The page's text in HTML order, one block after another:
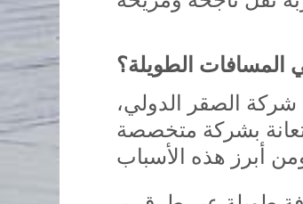
الطويلة؟
الصقر الدولي،
بشركة متخصصة